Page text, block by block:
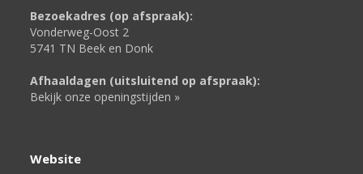
Bezoekadres (op afspraak):
Vonderweg-Oost 2
5741 TN Beek en Donk
Afhaaldagen (uitsluitend op afspraak):
Bekijk onze openingstijden »
Website